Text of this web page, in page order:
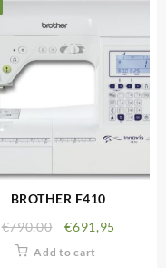
BROTHER F410
€790,00 €691,95
Add to cart